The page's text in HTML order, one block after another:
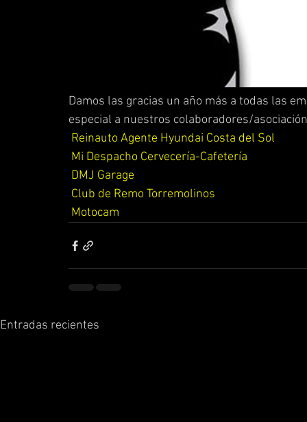
Damos las gracias un año más a todas las
especial a nuestros colaboradores/
Reinauto Agente Hyundai Costa del Sol
Mi Despacho Cervecería-Cafetería
DMJ Garage
Club de Remo Torremolinos
Motocam
Entradas recientes